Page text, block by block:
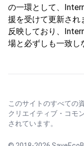
の一環として、
援を受けて更新され
反映しており、
場と必ずしも一致し
このサイトのすべての
クリエイティブ・コモ
されています。